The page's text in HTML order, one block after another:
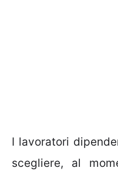
I lavoratori
scegliere, al